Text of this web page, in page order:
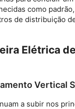
como
de distribuição
Elétrica
Vertical
a subir nos